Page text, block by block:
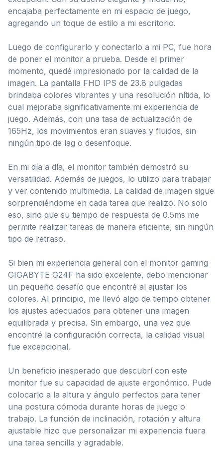
encajaba perfectamente en mi espacio de juego,
agregando un toque de estilo a mi escritorio.
Luego de configurarlo y conectarlo a mi PC, fue hora
de poner el monitor a prueba. Desde el primer
momento, quedé impresionado por la calidad de la
imagen. La pantalla FHD IPS de 23.8 pulgadas
brindaba colores vibrantes y una resolución nítida, lo
cual mejoraba significativamente mi experiencia de
juego. Además, con una tasa de actualización de
165Hz, los movimientos eran suaves y fluidos, sin
ningún tipo de lag o desenfoque.
En mi día a día, el monitor también demostró su
versatilidad. Además de juegos, lo utilizo para trabajar
y ver contenido multimedia. La calidad de imagen sigue
sorprendiéndome en cada tarea que realizo. No solo
eso, sino que su tiempo de respuesta de 0.5ms me
permite realizar tareas de manera eficiente, sin ningún
tipo de retraso.
Si bien mi experiencia general con el monitor gaming
GIGABYTE G24F ha sido excelente, debo mencionar
un pequeño desafío que encontré al ajustar los
colores. Al principio, me llevó algo de tiempo obtener
los ajustes adecuados para obtener una imagen
equilibrada y precisa. Sin embargo, una vez que
encontré la configuración correcta, la calidad visual
fue excepcional.
Un beneficio inesperado que descubrí con este
monitor fue su capacidad de ajuste ergonómico. Pude
colocarlo a la altura y ángulo perfectos para tener
una postura cómoda durante horas de juego o
trabajo. La función de inclinación, rotación y altura
ajustable hizo que personalizar mi experiencia fuera
una tarea sencilla y agradable.